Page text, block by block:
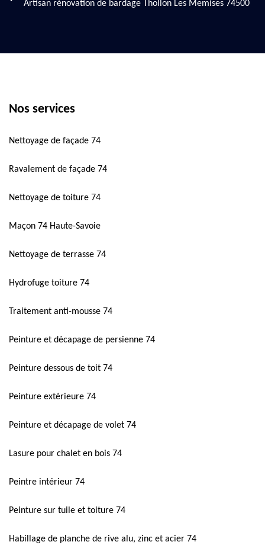
Artisan rénovation de bardage Thollon Les Memises 74500
Nos services
Nettoyage de façade 74
Ravalement de façade 74
Nettoyage de toiture 74
Maçon 74 Haute-Savoie
Nettoyage de terrasse 74
Hydrofuge toiture 74
Traitement anti-mousse 74
Peinture et décapage de persienne 74
Peinture dessous de toit 74
Peinture extérieure 74
Peinture et décapage de volet 74
Lasure pour chalet en bois 74
Peintre intérieur 74
Peinture sur tuile et toiture 74
Habillage de planche de rive alu, zinc et acier 74